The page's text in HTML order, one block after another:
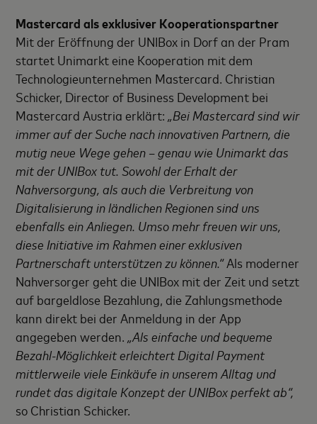
Mastercard als exklusiver Kooperationspartner
Mit der Eröffnung der UNIBox in Dorf an der Pram
startet Unimarkt eine Kooperation mit dem
Technologieunternehmen Mastercard. Christian
Schicker, Director of Business Development bei
Mastercard Austria erklärt: „Bei Mastercard sind wir
immer auf der Suche nach innovativen Partnern, die
mutig neue Wege gehen – genau wie Unimarkt das
mit der UNIBox tut. Sowohl der Erhalt der
Nahversorgung, als auch die Verbreitung von
Digitalisierung in ländlichen Regionen sind uns
ebenfalls ein Anliegen. Umso mehr freuen wir uns,
diese Initiative im Rahmen einer exklusiven
Partnerschaft unterstützen zu können.“Als moderner
Nahversorger geht die UNIBox mit der Zeit und setzt
auf bargeldlose Bezahlung, die Zahlungsmethode
kann direkt bei der Anmeldung in der App
angegeben werden. „Als einfache und bequeme
Bezahl-Möglichkeit erleichtert Digital Payment
mittlerweile viele Einkäufe in unserem Alltag und
rundet das digitale Konzept der UNIBox perfekt ab“,
so Christian Schicker.